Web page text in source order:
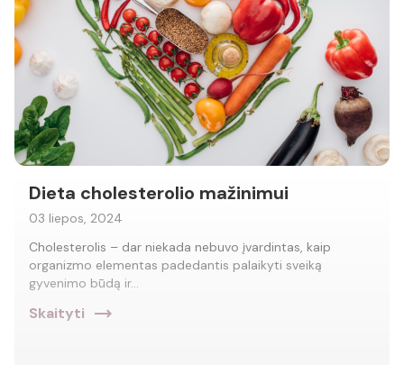
Dieta cholesterolio mažinimui
03 liepos, 2024
Cholesterolis – dar niekada nebuvo įvardintas, kaip
organizmo elementas padedantis palaikyti sveiką
gyvenimo būdą ir…
Skaityti trending_flat